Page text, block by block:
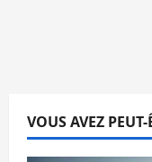
VOUS AVEZ PEUT-